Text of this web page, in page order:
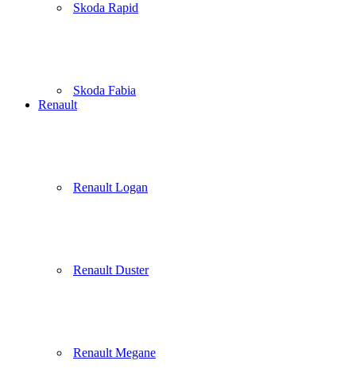
Skoda Rapid
Skoda Fabia
Renault
Renault Logan
Renault Duster
Renault Megane